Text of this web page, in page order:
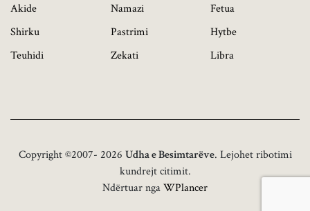
Akide
Shirku
Teuhidi
Namazi
Pastrimi
Zekati
Fetua
Hytbe
Libra
Copyright ©2007- 2026 Udha e Besimtarëve. Lejohet ribotimi
kundrejt citimit.
Ndërtuar ngaWPlancer